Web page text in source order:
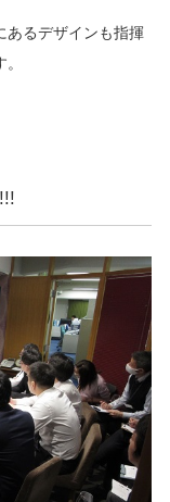
あるデザインも指揮